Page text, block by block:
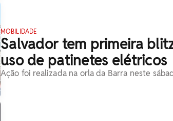
MOBILIDADE
Salvador tem primeira
uso de patinetes elétricos
Ação foi realizada na orla da Barra neste